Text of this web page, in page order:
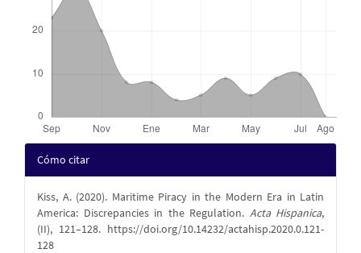
Detalles
del
artículo
Cómo citar
Kiss, A. (2020). Maritime Piracy in the Modern Era in Latin
America: Discrepancies in the Regulation. Acta Hispanica,
(II), 121–128. https://doi.org/10.14232/actahisp.2020.0.121-
128